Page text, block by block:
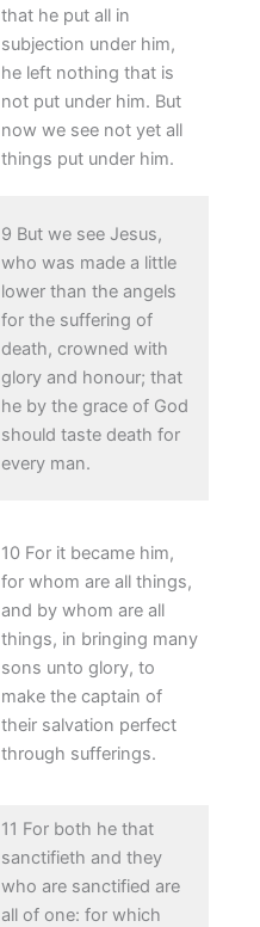
that he put all in
subjection under him,
he left nothing that is
not put under him. But
now we see not yet all
things put under him.
9 But we see Jesus,
who was made a little
lower than the angels
for the suffering of
death, crowned with
glory and honour; that
he by the grace of God
should taste death for
every man.
10 For it became him,
for whom are all things,
and by whom are all
things, in bringing many
sons unto glory, to
make the captain of
their salvation perfect
through sufferings.
11 For both he that
sanctifieth and they
who are sanctified are
all of one: for which